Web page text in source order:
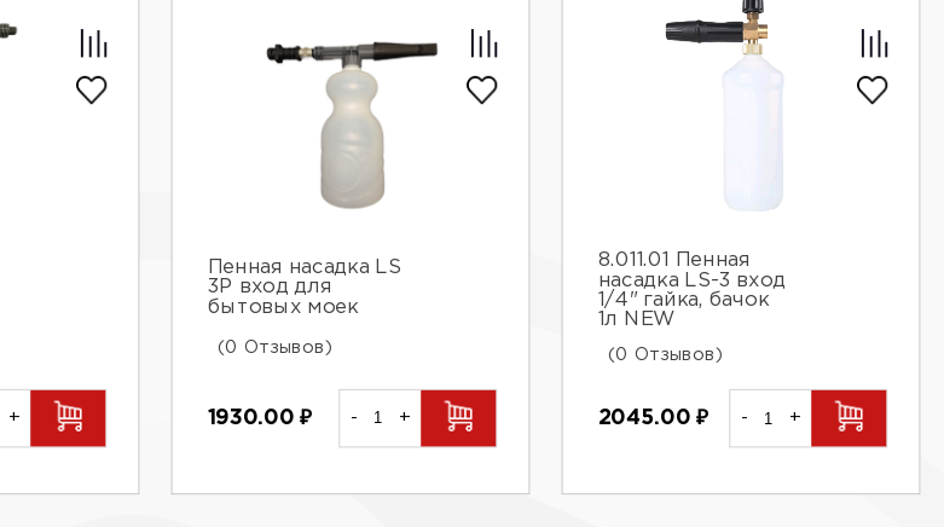
+
Пенная насадка LS
3P вход для
бытовых моек
(0 Отзывов)
1930.00₽ - +
8.011.01 Пенная
насадка LS-3 вход
1/4" гайка, бачок
1л NEW
(0 Отзывов)
2045.00₽ - +